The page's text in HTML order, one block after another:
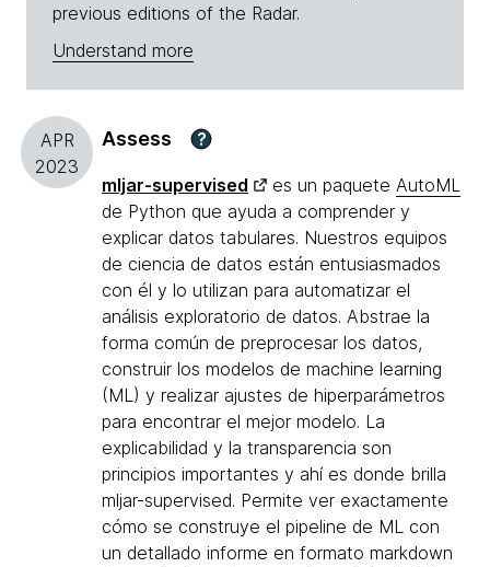
previous editions of the Radar.
Understand more
APR
2023
Assess ?
mljar-supervised es un paquete AutoML
de Python que ayuda a comprender y
explicar datos tabulares. Nuestros equipos
de ciencia de datos están entusiasmados
con él y lo utilizan para automatizar el
análisis exploratorio de datos. Abstrae la
forma común de preprocesar los datos,
construir los modelos de machine learning
(ML) y realizar ajustes de hiperparámetros
para encontrar el mejor modelo. La
explicabilidad y la transparencia son
principios importantes y ahí es donde brilla
mljar-supervised. Permite ver exactamente
cómo se construye el pipeline de ML con
un detallado informe en formato markdown